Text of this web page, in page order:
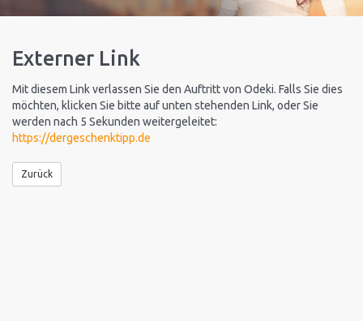
Externer Link
Mit diesem Link verlassen Sie den Auftritt von Odeki. Falls Sie dies
möchten, klicken Sie bitte auf unten stehenden Link, oder Sie
werden nach 5 Sekunden weitergeleitet:
https://dergeschenktipp.de
Zurück